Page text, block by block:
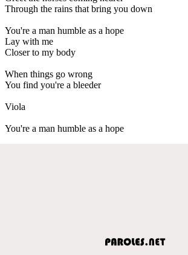
Through the rains that bring you down
You're a man humble as a hope
Lay with me
Closer to my body
When things go wrong
You find you're a bleeder
Viola
You're a man humble as a hope